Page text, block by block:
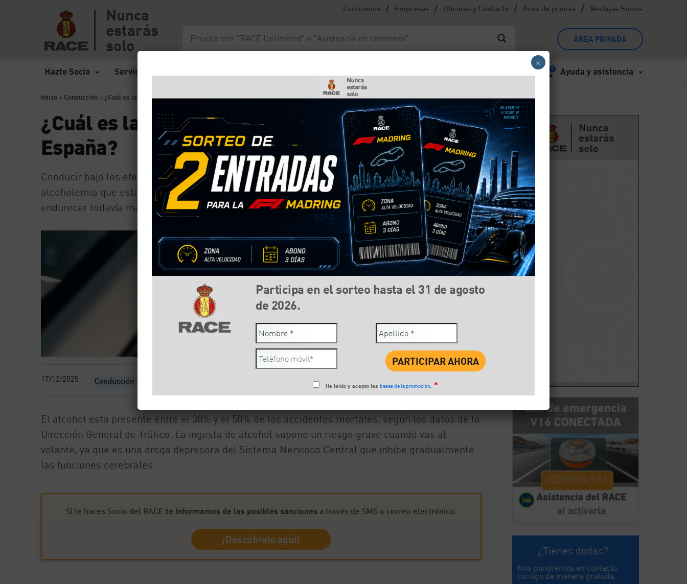
Conócenos / Empresas / Oficinas y Contacto / Área de prensa / Ventajas Socios
Nunca
estarás
solo
ÁREA PRIVADA
Hazte Socio Servicios Ayuda y asistencia
Inicio > Conducción > ¿Cuál es la tasa de alcohol máxima permitida en España?
¿Cuál es la tasa de alcohol máxima permitida en
España?
Conducir bajo los efectos del alcohol es muy peligroso. En España existe una tasa de
alcoholemia que establece unos límites máximos de ingesta de alcohol y en 2026 se va a
endurecer todavía más.
17/12/2025 Conducción
El alcohol está presente entre el 30% y el 50% de los accidentes mortales, según los datos de la
Dirección General de Tráfico. La ingesta de alcohol supone un riesgo grave cuando vas al
volante, ya que es una droga depresora del Sistema Nervioso Central que inhibe gradualmente
las funciones cerebrales.
Si te haces Socio del RACE te informamos de las posibles sanciones a través de SMS o correo electrónico.
¡Descúbrelo aquí!
¿Tienes dudas?
Nos pondremos en contacto
contigo de manera gratuita.
Participa en el sorteo hasta el 31 de agosto
de 2026.
He leído y acepto lasbases de la promoción. *
×